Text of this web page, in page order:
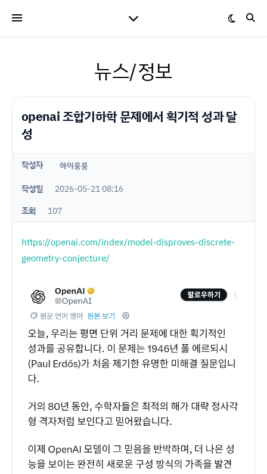
뉴스/정보
openai 조합기하학 문제에서 획기적 성과 달
성
작성자 하이룽룽
작성일
2026-05-21 08:16
조회
107
https://openai.com/index/model-disproves-discrete-
geometry-conjecture/